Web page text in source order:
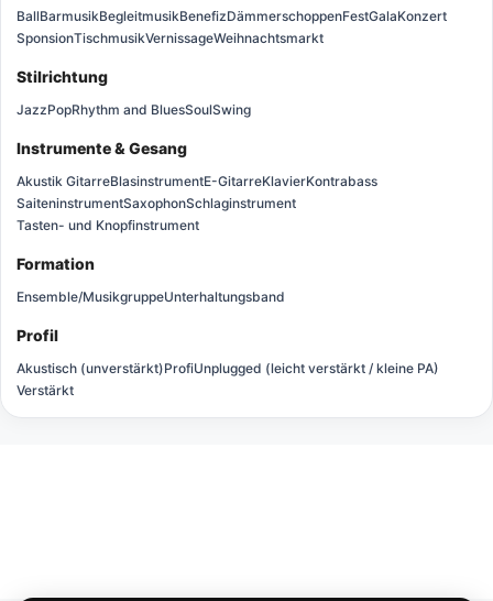
BallBarmusikBegleitmusikBenefizDämmerschoppenFestGalaKonzert
SponsionTischmusikVernissageWeihnachtsmarkt
Stilrichtung
JazzPopRhythm and BluesSoulSwing
Instrumente & Gesang
Akustik GitarreBlasinstrumentE-GitarreKlavierKontrabass
SaiteninstrumentSaxophonSchlaginstrument
Tasten- und Knopfinstrument
Formation
Ensemble/MusikgruppeUnterhaltungsband
Profil
Akustisch (unverstärkt)ProfiUnplugged (leicht verstärkt / kleine PA)
Verstärkt